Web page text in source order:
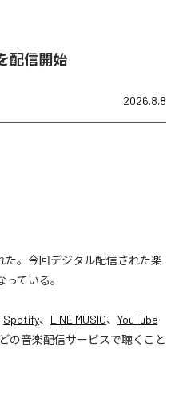
配信開始
2026.8.8
た。今回デジタル配信された楽
っている。
Spotify、 LINE MUSIC、 YouTube
の音楽配信サービスで聴くこと